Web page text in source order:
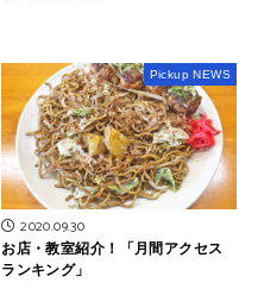
Pickup NEWS
2020.09.30
お店・教室紹介！「月間アクセス
ランキング」